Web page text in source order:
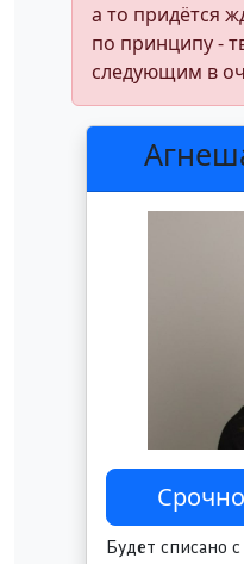
а то придётся
по принципу -
следующим в
Будет списано